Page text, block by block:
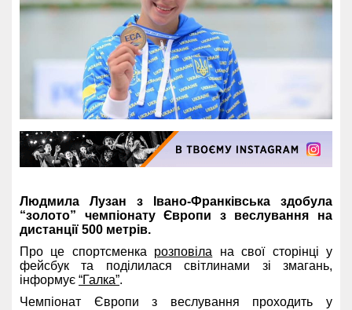
Людмила Лузан з Івано-Франківська здобула
“золото” чемпіонату Європи з веслування на
дистанції 500 метрів.
Про це спортсменка розповіла на свої сторінці у
фейсбук та поділилася світлинами зі змагань,
інформує “Галка”.
Чемпіонат Європи з веслування проходить у